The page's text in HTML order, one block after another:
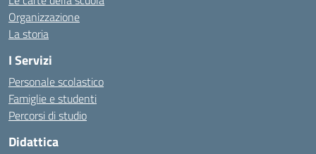
Organizzazione
La storia
I Servizi
Personale scolastico
Famiglie e studenti
Percorsi di studio
Didattica